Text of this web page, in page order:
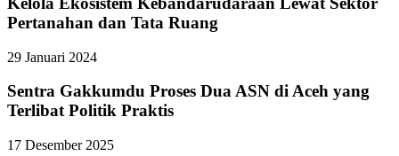
Pertanahan dan Tata Ruang
29 Januari 2024
Sentra Gakkumdu Proses Dua ASN di Aceh yang
Terlibat Politik Praktis
17 Desember 2025